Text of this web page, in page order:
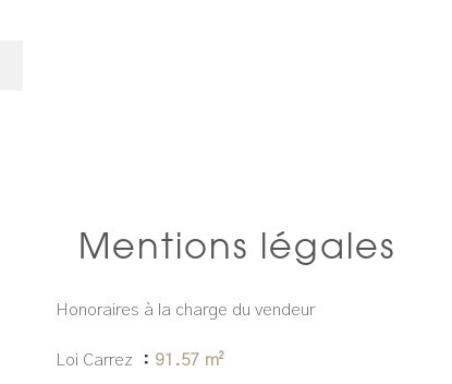
Mentions légales
Honoraires à la charge du vendeur
Loi Carrez 91.57 m²